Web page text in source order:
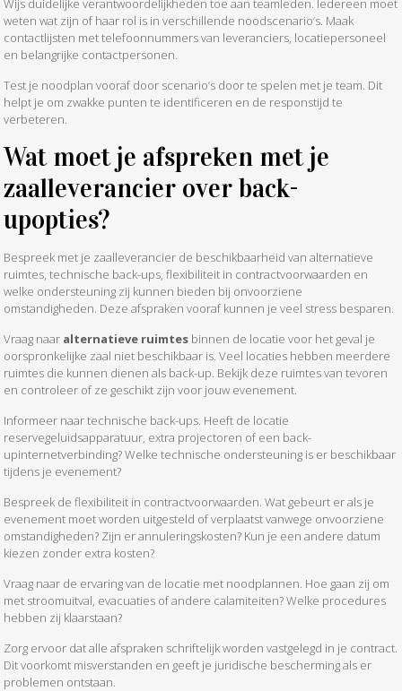
weten wat zijn of haar rol is in verschillende noodscenario’s. Maak
contactlijsten met telefoonnummers van leveranciers, locatiepersoneel
en belangrijke contactpersonen.
Test je noodplan vooraf door scenario’s door te spelen met je team. Dit
helpt je om zwakke punten te identificeren en de responstijd te
verbeteren.
Wat moet je afspreken met je
zaalleverancier over back-
upopties?
Bespreek met je zaalleverancier de beschikbaarheid van alternatieve
ruimtes, technische back-ups, flexibiliteit in contractvoorwaarden en
welke ondersteuning zij kunnen bieden bij onvoorziene
omstandigheden. Deze afspraken vooraf kunnen je veel stress besparen.
Vraag naar alternatieve ruimtes binnen de locatie voor het geval je
oorspronkelijke zaal niet beschikbaar is. Veel locaties hebben meerdere
ruimtes die kunnen dienen als back-up. Bekijk deze ruimtes van tevoren
en controleer of ze geschikt zijn voor jouw evenement.
Informeer naar technische back-ups. Heeft de locatie
reservegeluidsapparatuur, extra projectoren of een back-
upinternetverbinding? Welke technische ondersteuning is er beschikbaar
tijdens je evenement?
Bespreek de flexibiliteit in contractvoorwaarden. Wat gebeurt er als je
evenement moet worden uitgesteld of verplaatst vanwege onvoorziene
omstandigheden? Zijn er annuleringskosten? Kun je een andere datum
kiezen zonder extra kosten?
Vraag naar de ervaring van de locatie met noodplannen. Hoe gaan zij om
met stroomuitval, evacuaties of andere calamiteiten? Welke procedures
hebben zij klaarstaan?
Zorg ervoor dat alle afspraken schriftelijk worden vastgelegd in je contract.
Dit voorkomt misverstanden en geeft je juridische bescherming als er
problemen ontstaan.